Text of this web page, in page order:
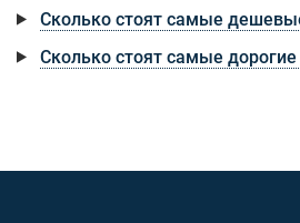
Сколько стоят самые
Сколько стоят самые